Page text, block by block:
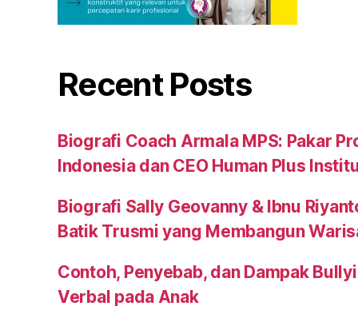
Recent Posts
Biografi Coach Armala MPS: Pakar
Indonesia dan CEO Human Plus
Biografi Sally Geovanny & Ibnu
Batik Trusmi yang Membangun
Contoh, Penyebab, dan Dampak
Verbal pada Anak